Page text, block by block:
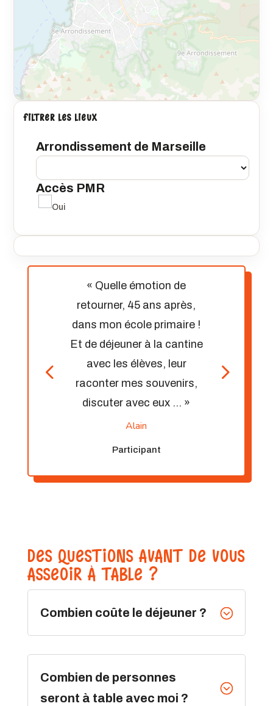
FILTRER LES LIEUX
Arrondissement de Marseille
Accès PMR
Oui
« Quelle émotion de
retourner, 45 ans après,
dans mon école primaire !
Et de déjeuner à la cantine
avec les élèves, leur
raconter mes souvenirs,
discuter avec eux … »
Alain
Participant
DES QUESTIONS AVANT DE VOUS
ASSEOIR À TABLE ?
;
Combien coûte le déjeuner ?
;
Combien de personnes
seront à table avec moi ?